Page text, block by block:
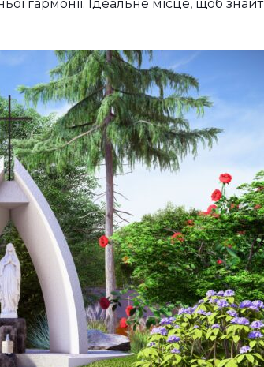
гармонії. Ідеальне місце, щоб